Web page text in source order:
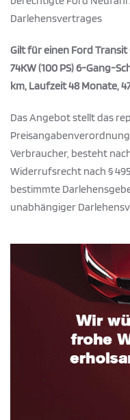
Darlehensvertrages
Gilt für einen Ford Transit
74KW (100 PS) 6-Gang-
km, Laufzeit 48 Monate,
Das Angebot stellt das
Verbraucher, besteht
Widerrufsrecht nach §
bestimmte
unabhängiger